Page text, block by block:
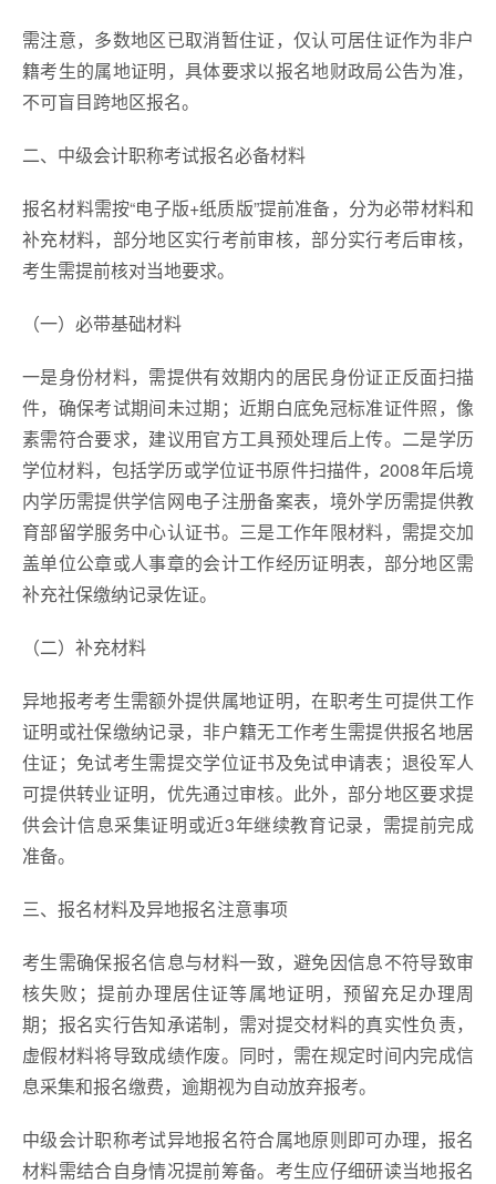
需注意，多数地区已取消暂住证，仅认可居住证作为非户
籍考生的属地证明，具体要求以报名地财政局公告为准，
不可盲目跨地区报名。
二、中级会计职称考试报名必备材料
报名材料需按“电子版+纸质版”提前准备，分为必带材料和
补充材料，部分地区实行考前审核，部分实行考后审核，
考生需提前核对当地要求。
（一）必带基础材料
一是身份材料，需提供有效期内的居民身份证正反面扫描
件，确保考试期间未过期；近期白底免冠标准证件照，像
素需符合要求，建议用官方工具预处理后上传。二是学历
学位材料，包括学历或学位证书原件扫描件，2008年后境
内学历需提供学信网电子注册备案表，境外学历需提供教
育部留学服务中心认证书。三是工作年限材料，需提交加
盖单位公章或人事章的会计工作经历证明表，部分地区需
补充社保缴纳记录佐证。
（二）补充材料
异地报考考生需额外提供属地证明，在职考生可提供工作
证明或社保缴纳记录，非户籍无工作考生需提供报名地居
住证；免试考生需提交学位证书及免试申请表；退役军人
可提供转业证明，优先通过审核。此外，部分地区要求提
供会计信息采集证明或近3年继续教育记录，需提前完成
准备。
三、报名材料及异地报名注意事项
考生需确保报名信息与材料一致，避免因信息不符导致审
核失败；提前办理居住证等属地证明，预留充足办理周
期；报名实行告知承诺制，需对提交材料的真实性负责，
虚假材料将导致成绩作废。同时，需在规定时间内完成信
息采集和报名缴费，逾期视为自动放弃报考。
中级会计职称考试异地报名符合属地原则即可办理，报名
材料需结合自身情况提前筹备。考生应仔细研读当地报名